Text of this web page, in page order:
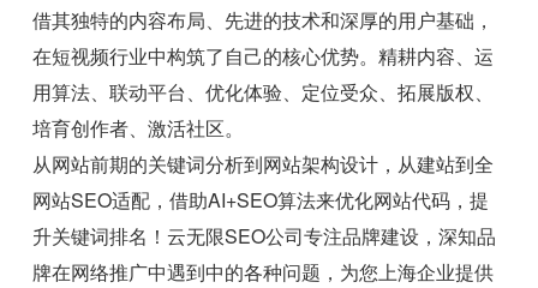
借其独特的内容布局、先进的技术和深厚的用户基础，
在短视频行业中构筑了自己的核心优势。精耕内容、运
用算法、联动平台、优化体验、定位受众、拓展版权、
培育创作者、激活社区。
从网站前期的关键词分析到网站架构设计，从建站到全
网站SEO适配，借助AI+SEO算法来优化网站代码，提
升关键词排名！云无限SEO公司专注品牌建设，深知品
牌在网络推广中遇到中的各种问题，为您上海企业提供